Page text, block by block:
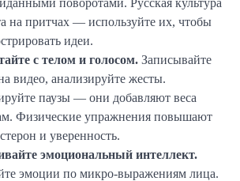
на притчах — используйте их, чтобы
идеи.
с телом и голосом. Записывайте
видео, анализируйте жесты.
паузы — они добавляют веса
Физические упражнения повышают
и уверенность.
эмоциональный интеллект.
эмоции по микро-выражениям лица.